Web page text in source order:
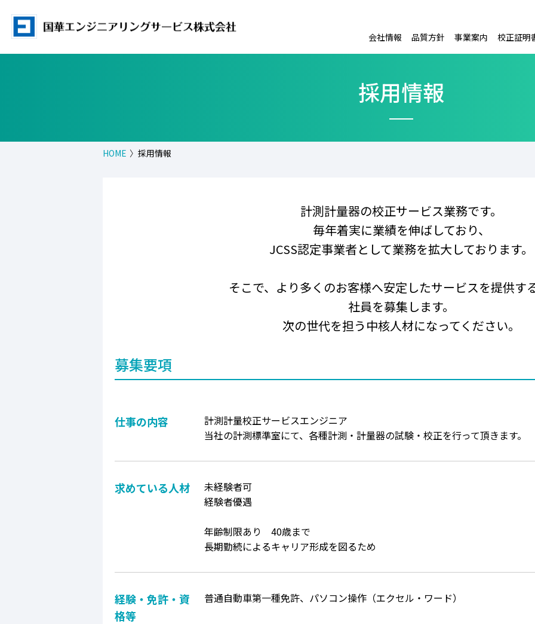
会社情報 品質方針 事業案内 校正証明
採用情報
HOME 採用情報
計測計量器の校正サービス業務です。
毎年着実に業績を伸ばしており、
JCSS認定事業者として業務を拡大しております。
そこで、より多くのお客様へ安定したサービスを提供す
社員を募集します。
次の世代を担う中核人材になってください。
募集要項
仕事の内容
計測計量校正サービスエンジニア
当社の計測標準室にて、各種計測・計量器の試験・校正を行って頂きます。
求めている人材
未経験者可
経験者優遇
年齢制限あり 40歳まで
長期勤続によるキャリア形成を図るため
経験・免許・資
格等
普通自動車第一種免許、パソコン操作（エクセル・ワード）